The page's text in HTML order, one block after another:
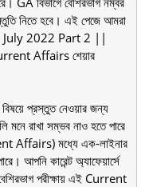
নিতে হবে। এই পেজে আমরা
2022 Part 2 ||
Current Affairs শেয়ার
প্রস্তুত নেওয়ার জন্য
রাখা সম্ভব নাও হতে পারে
Affairs) মধ্যে এক-লাইনার
আপনি কারেন্ট অ্যাফেয়ার্সে
পরীক্ষায় এই Current